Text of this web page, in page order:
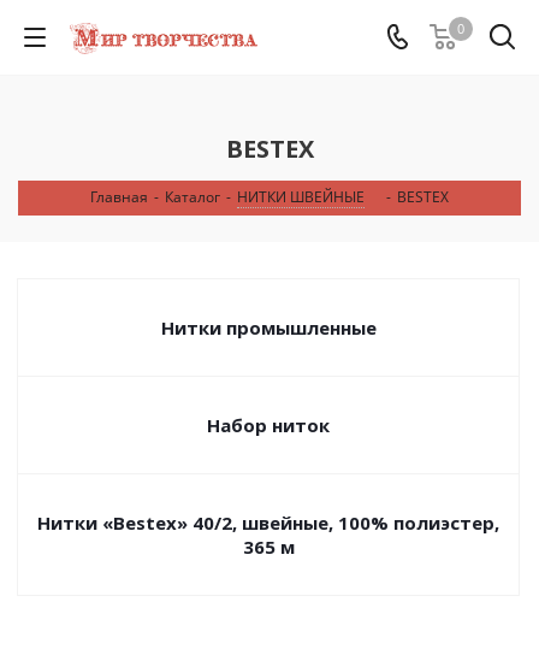
0
BESTEX
Главная - Каталог - НИТКИ ШВЕЙНЫЕ - BESTEX
Нитки промышленные
Набор ниток
Нитки «Bestex» 40/2, швейные, 100% полиэстер,
365 м